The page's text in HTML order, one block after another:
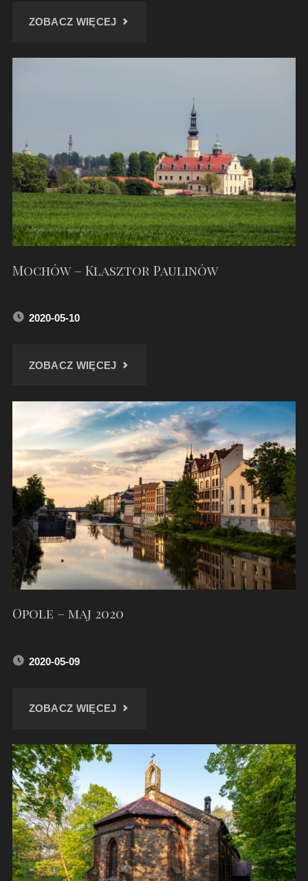
ZOBACZ WIĘCEJ"KAPLICA
Mochów – Klasztor Paulinów
2020-05-10
ZOBACZ WIĘCEJ"MOCHÓW
KLASZTOR
PAULINÓW"
Opole – maj 2020
2020-05-09
ZOBACZ WIĘCEJ"OPOLE
2020"